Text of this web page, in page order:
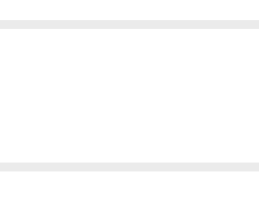
و به آرامی با درجه کم اتو بزنید و